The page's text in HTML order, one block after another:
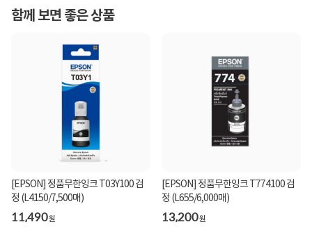
함께 보면 좋은 상품
[EPSON] 정품무한잉크 T03Y100 검
정 (L4150/7,500매)
11,490원
[EPSON] 정품무한잉크 T774100 검
정 (L655/6,000매)
13,200원